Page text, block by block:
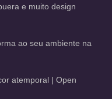
e muito design
ao seu ambiente na
atemporal | Open